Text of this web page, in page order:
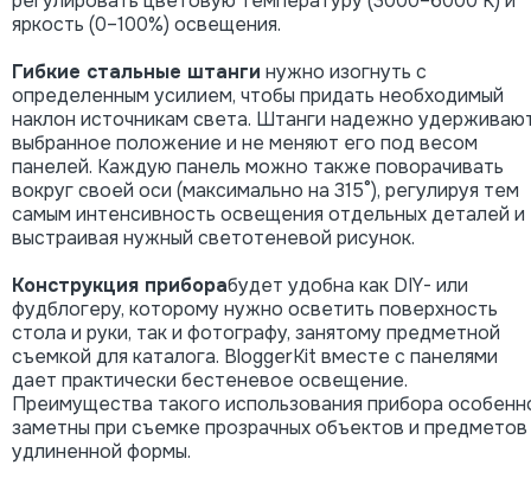
яркость (0–100%) освещения.
Гибкие стальные штанги нужно изогнуть с
определенным усилием, чтобы придать необходимый
наклон источникам света. Штанги надежно
выбранное положение и не меняют его под весом
панелей. Каждую панель можно также поворачивать
вокруг своей оси (максимально на 315°), регулируя тем
самым интенсивность освещения отдельных деталей и
выстраивая нужный светотеневой рисунок.
Конструкция приборабудет удобна как DIY- или
фудблогеру, которому нужно осветить поверхность
стола и руки, так и фотографу, занятому предметной
съемкой для каталога. BloggerKit вместе с панелями
дает практически бестеневое освещение.
Преимущества такого использования прибора
заметны при съемке прозрачных объектов и предметов
удлиненной формы.